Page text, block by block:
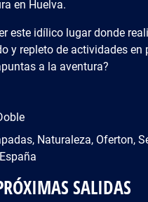
en Huelva.
este idílico lugar donde
y repleto de actividades en
a la aventura?
Naturaleza, Oferton,
SALIDAS